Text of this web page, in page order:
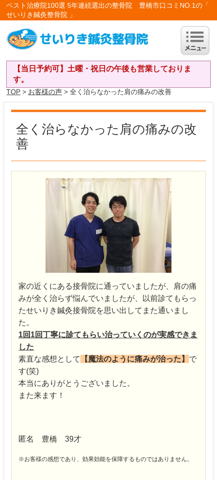
ベスト治療院100選 5年連続選出の整骨院 豊橋市口コミNO.1の「
せいりき鍼灸整骨院 」
【当日予約可】土曜・祝日の午後も営業しておりま
す。
TOP > お客様の声 > 全く治らなかった肩の痛みの改善
全く治らなかった肩の痛みの改
善
家の近くにある接骨院に通っていましたが、肩の痛
みが全く治らず悩んでいましたが、以前診てもらっ
たせいりき鍼灸接骨院を思い出してまた通いまし
た。
1回1回丁寧に診てもらい治っていくのが実感できま
した
素直な感想として
【魔法のように痛みが治った】 で
す(笑)
本当にありがとうございました。
また来ます！
匿名 豊橋 39才
※お客様の感想であり、効果効能を保障するものではありません。